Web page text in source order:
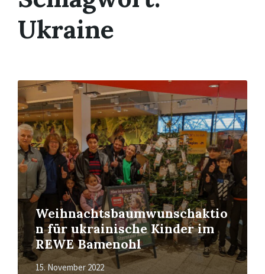
Ukraine
Weihnachtsbaumwunschaktio
n für ukrainische Kinder im
REWE Bamenohl
15. November 2022
Mehr
erfahren